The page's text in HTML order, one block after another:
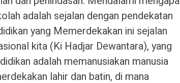
adalah sejalan dengan pendekatan
yang Memerdekakan ini sejalan
kita (Ki Hadjar Dewantara), yang
adalah memanusiakan manusia
lahir dan batin, di mana